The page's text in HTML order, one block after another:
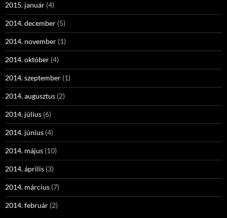
2015. január (4)
2014. december (5)
2014. november (1)
2014. október (4)
2014. szeptember (1)
2014. augusztus (2)
2014. július (6)
2014. június (4)
2014. május (10)
2014. április (3)
2014. március (7)
2014. február (2)